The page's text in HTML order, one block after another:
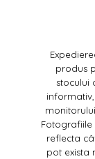
produs
stocului
reflecta
pot exista